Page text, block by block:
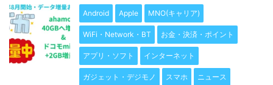
Android Apple MNO(キャリア)
WiFi・Network・BT お金・決済・ポイント
アプリ・ソフト インターネット
ガジェット・デジモノ スマホ ニュース